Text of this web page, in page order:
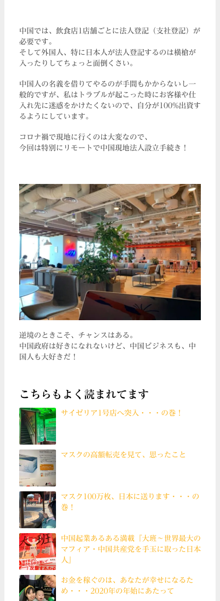
中国では、飲食店1店舗ごとに法人登記（支社登記）が
必要です。
そして外国人、特に日本人が法人登記するのは横槍が
入ったりしてちょっと面倒くさい。
中国人の名義を借りてやるのが手間もかからないし一
般的ですが、私はトラブルが起こった時にお客様や仕
入れ先に迷惑をかけたくないので、自分が100%出資す
るようにしています。
コロナ禍で現地に行くのは大変なので、
今回は特別にリモートで中国現地法人設立手続き！
逆境のときこそ、チャンスはある。
中国政府は好きになれないけど、中国ビジネスも、中
国人も大好きだ！
こちらもよく読まれてます
サイゼリア1号店へ突入・・・の巻！
マスクの高額転売を見て、思ったこと
マスク100万枚、日本に送ります・・・の
巻！
中国起業あるある満載『大班〜世界最大の
マフィア・中国共産党を手玉に取った日本
人』
お金を稼ぐのは、あなたが幸せになるた
め・・・2020年の年始にあたって